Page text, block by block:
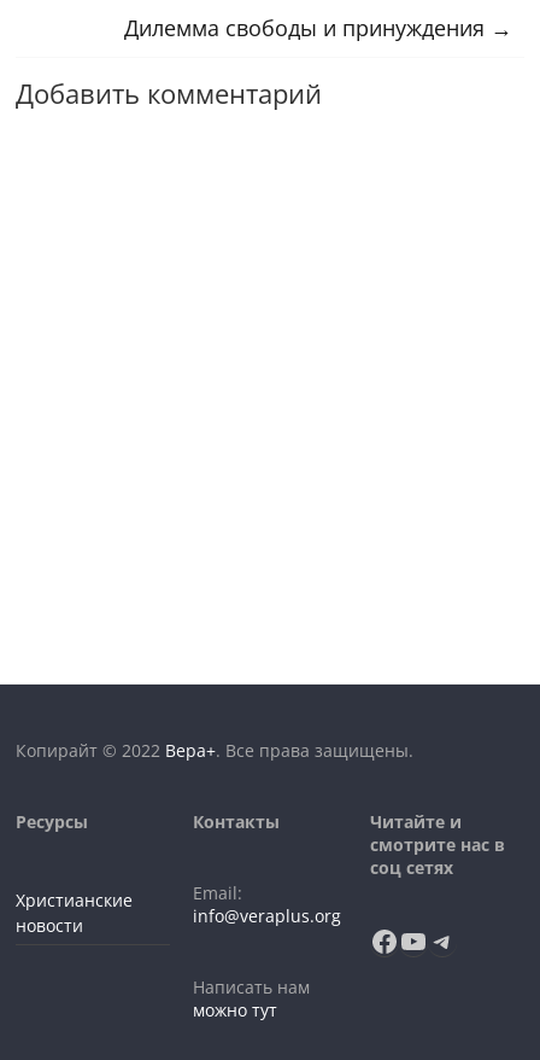
Дилемма свободы и принуждения →
Добавить комментарий
Копирайт © 2022 Вера+. Все права защищены.
Ресурсы
Христианские
новости
Контакты
Email:
info@veraplus.org
Написать нам
можно тут
Читайте и
смотрите нас в
соц сетях
Facebook
YouTube